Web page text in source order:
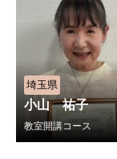
埼玉県
小山 祐子
教室開講コース